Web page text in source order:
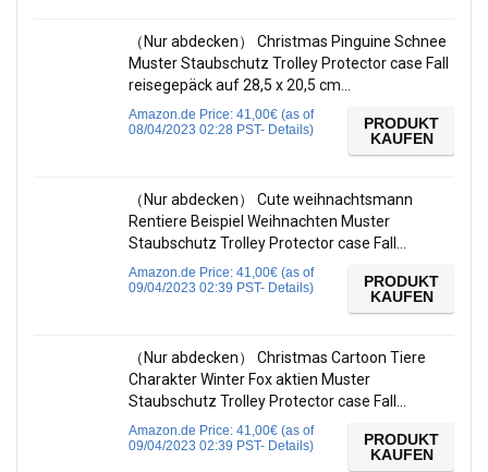
（Nur abdecken） Christmas Pinguine Schnee
Muster Staubschutz Trolley Protector case Fall
reisegepäck auf 28,5 x 20,5 cm…
Amazon.de Price: 41,00€ (as of
08/04/2023 02:28 PST- Details)
PRODUKT
KAUFEN
（Nur abdecken） Cute weihnachtsmann
Rentiere Beispiel Weihnachten Muster
Staubschutz Trolley Protector case Fall…
Amazon.de Price: 41,00€ (as of
09/04/2023 02:39 PST- Details)
PRODUKT
KAUFEN
（Nur abdecken） Christmas Cartoon Tiere
Charakter Winter Fox aktien Muster
Staubschutz Trolley Protector case Fall…
Amazon.de Price: 41,00€ (as of
09/04/2023 02:39 PST- Details)
PRODUKT
KAUFEN